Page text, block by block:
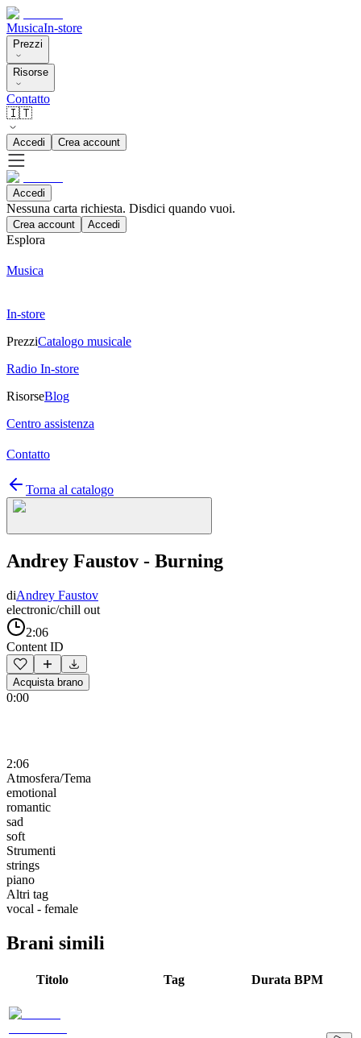
MusicaIn-store
Prezzi
Risorse
Contatto
🇮🇹
Accedi Crea account
Accedi
Nessuna carta richiesta. Disdici quando vuoi.
Crea account Accedi
Esplora
Musica
In-store
PrezziCatalogo musicale
Radio In-store
RisorseBlog
Centro assistenza
Contatto
Torna al catalogo
Andrey Faustov - Burning
diAndrey Faustov
electronic/chill out
2:06
Content ID
Acquista brano
0:00
2:06
Atmosfera/Tema
emotional
romantic
sad
soft
Strumenti
strings
piano
Altri tag
vocal - female
Brani simili
Titolo Tag Durata BPM